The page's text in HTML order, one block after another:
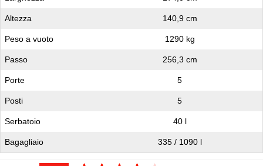
Altezza 140,9 cm
Peso a vuoto 1290 kg
Passo 256,3 cm
Porte 5
Posti 5
Serbatoio 40 l
Bagagliaio 335 / 1090 l